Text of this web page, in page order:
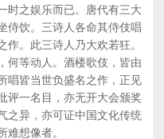
时之娱乐而已。唐代有三大
侍饮。三诗人各命其侍伎唱
。此三诗人乃大欢若狂。
何等动人。酒楼歌伎，皆由
唱皆当世负盛名之作，正见
评一名目，亦无开大会颁奖
之异，亦可证中国文化传统
难想像者。